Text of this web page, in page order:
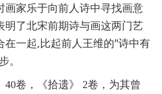
画家乐于向前人诗中寻找画意
明了北宋前期诗与画这两门艺
在一起,比起前人王维的"诗中有
。
卷，《拾遗》 2卷，为其曾